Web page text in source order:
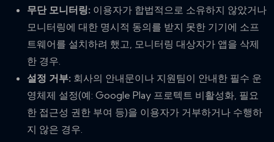
무단 모니터링: 이용자가 합법적으로 소유하지 않았거나
모니터링에 대한 명시적 동의를 받지 못한 기기에 소프
트웨어를 설치하려 했고, 모니터링 대상자가 앱을 삭제
한 경우.
설정 거부: 회사의 안내문이나 지원팀이 안내한 필수 운
영체제 설정(예: Google Play 프로텍트 비활성화, 필요
한 접근성 권한 부여 등)을 이용자가 거부하거나 수행하
지 않은 경우.